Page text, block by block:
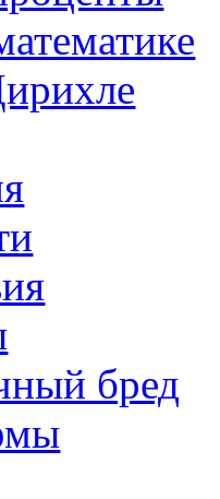
бред